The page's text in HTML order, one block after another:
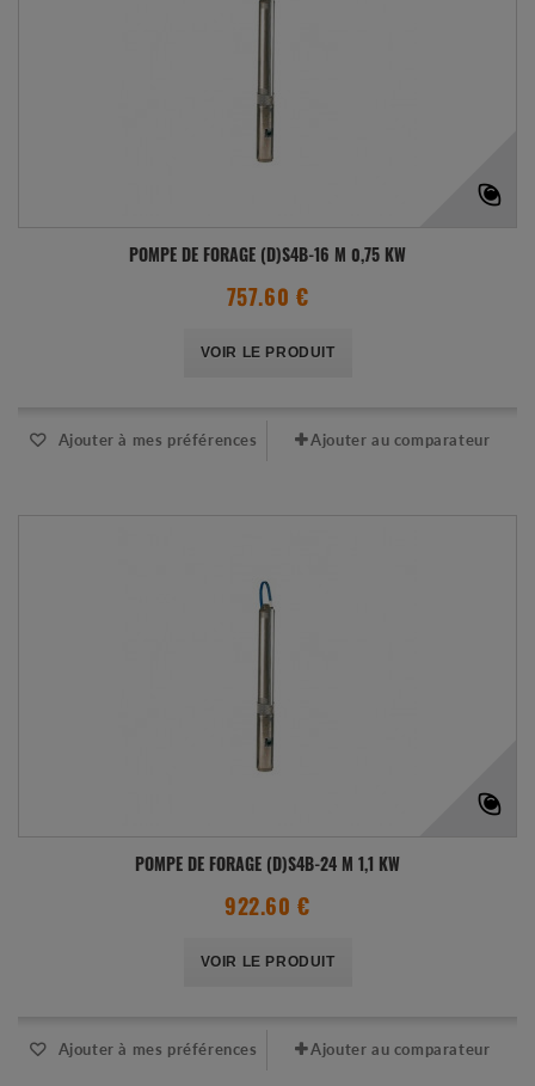
POMPE DE FORAGE (D)S4B-16 M 0,75 KW
757.60 €
VOIR LE PRODUIT
Ajouter à mes préférences Ajouter au comparateur
POMPE DE FORAGE (D)S4B-24 M 1,1 KW
922.60 €
VOIR LE PRODUIT
Ajouter à mes préférences Ajouter au comparateur